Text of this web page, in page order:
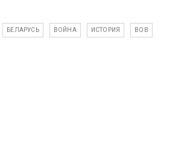
БЕЛАРУСЬ ВОЙНА ИСТОРИЯ ВОВ